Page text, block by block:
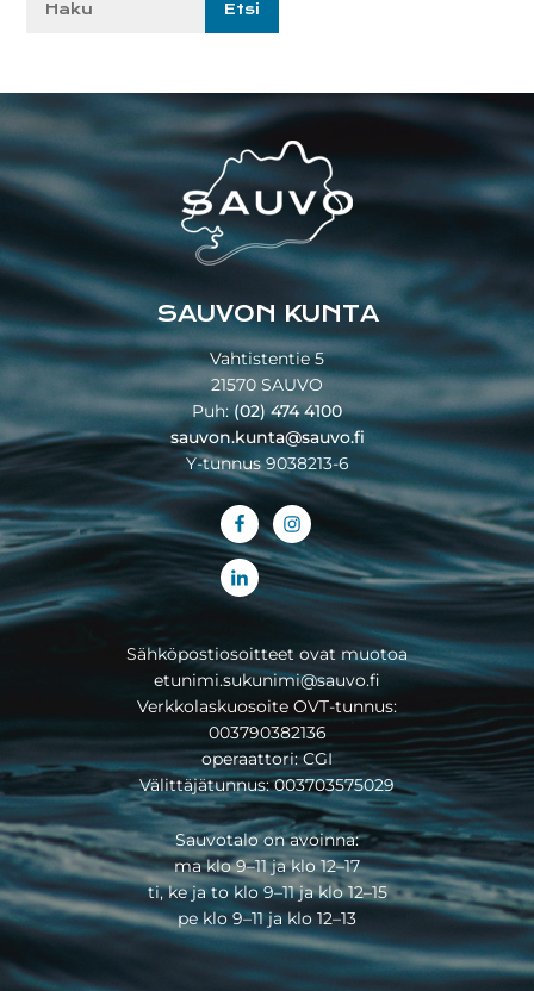
Footer
SAUVON KUNTA
Vahtistentie 5
21570 SAUVO
Puh:(02) 474 4100
sauvon.kunta@sauvo.fi
Y-tunnus 9038213-6
Sähköpostiosoitteet ovat muotoa
etunimi.sukunimi@sauvo.fi
Verkkolaskuosoite OVT-tunnus:
003790382136
operaattori: CGI
Välittäjätunnus: 003703575029
Sauvotalo on avoinna:
ma klo 9–11 ja klo 12–17
ti, ke ja to klo 9–11 ja klo 12–15
pe klo 9–11 ja klo 12–13